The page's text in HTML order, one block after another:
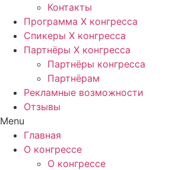
Контакты
Программа Х конгресса
Спикеры X конгресса
Партнёры X конгресса
Партнёры конгресса
Партнёрам
Рекламные возможности
Отзывы
Menu
Главная
О конгрессе
О конгрессе